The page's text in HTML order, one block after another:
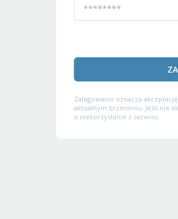
Zalogowanie oznacza akceptację
aktualnym brzmieniu. Jeśli nie
o niekorzystanie z serwisu.